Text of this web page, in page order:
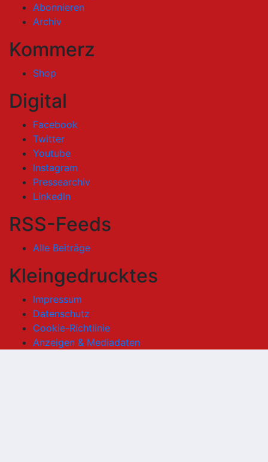
Abonnieren
Archiv
Kommerz
Shop
Digital
Facebook
Twitter
Youtube
Instagram
Pressearchiv
LinkedIn
RSS-Feeds
Alle Beiträge
Kleingedrucktes
Impressum
Datenschutz
Cookie-Richtlinie
Anzeigen & Mediadaten